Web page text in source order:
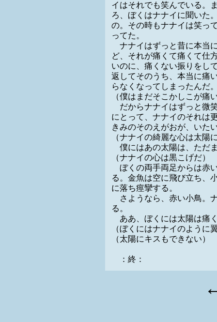
イはそれでも笑んでいる。
ろ、ぼくはナナイに聞いた
の。その時もナナイは笑っ
ってた。
ナナイはずっと昔に本当
ど、それが痛くて痛くて仕
いのに、痛くない振りをし
返してそのうち、本当に痛
らなくなってしまったんだ
（僕はまだそこかしこが痛
だからナナイはずっと微
にとって、ナナイのそれは
きみのそのえがおが、いた
（ナナイの綺麗な心は太陽
僕にはあの太陽は、ただ
（ナナイの心は黒こげだ）
ぼくの両手両足からは赤
る。金魚は空に飛び立ち、
に落ち痙攣する。
さようなら、赤い小鳥。
る。
ああ、ぼくには太陽は痛
（ぼくにはナナイのように
（太陽にキスもできない）
：終：